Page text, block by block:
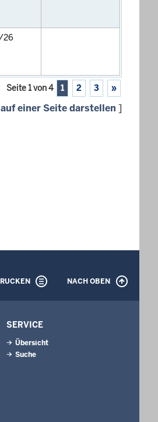
26
Seite 1 von 4 1 2 3 »
einer Seite darstellen ]
NACH OBEN
SERVICE
Übersicht
Suche